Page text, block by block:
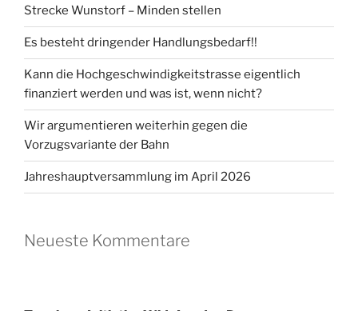
Strecke Wunstorf – Minden stellen
Es besteht dringender Handlungsbedarf!!
Kann die Hochgeschwindigkeitstrasse eigentlich
finanziert werden und was ist, wenn nicht?
Wir argumentieren weiterhin gegen die
Vorzugsvariante der Bahn
Jahreshauptversammlung im April 2026
Neueste Kommentare